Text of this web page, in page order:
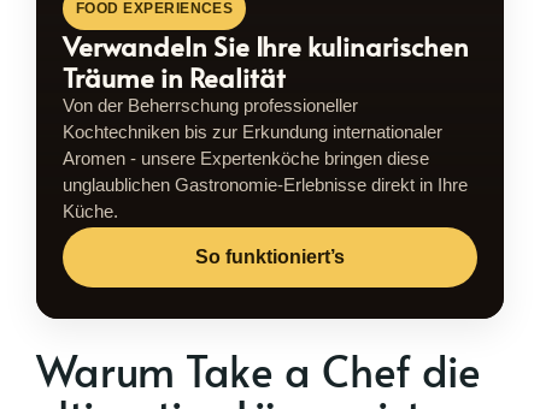
FOOD EXPERIENCES
Verwandeln Sie Ihre kulinarischen
Träume in Realität
Von der Beherrschung professioneller
Kochtechniken bis zur Erkundung internationaler
Aromen - unsere Expertenköche bringen diese
unglaublichen Gastronomie-Erlebnisse direkt in Ihre
Küche.
So funktioniert’s
Warum Take a Chef die